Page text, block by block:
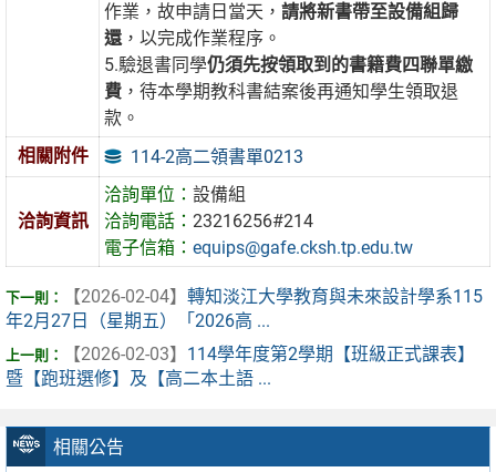
相關公告
作業，故申請日當天，請將新書帶至設備組歸
還 ，以完成作業程序。
5.驗退書同學仍須先按領取到的書籍費四聯單繳
費 ，待本學期教科書結案後再通知學生領取退
款。
相關附件
114-2高二領書單0213
洽詢資訊
洽詢單位：設備組
洽詢電話：23216256#214
電子信箱：equips@gafe.cksh.tp.edu.tw
【2026-02-04】 轉知淡江大學教育與未來設計學系115
年2月27日（星期五）「2026高 ...
【2026-02-03】 114學年度第2學期【班級正式課表】
暨【跑班選修】及【高二本土語 ...